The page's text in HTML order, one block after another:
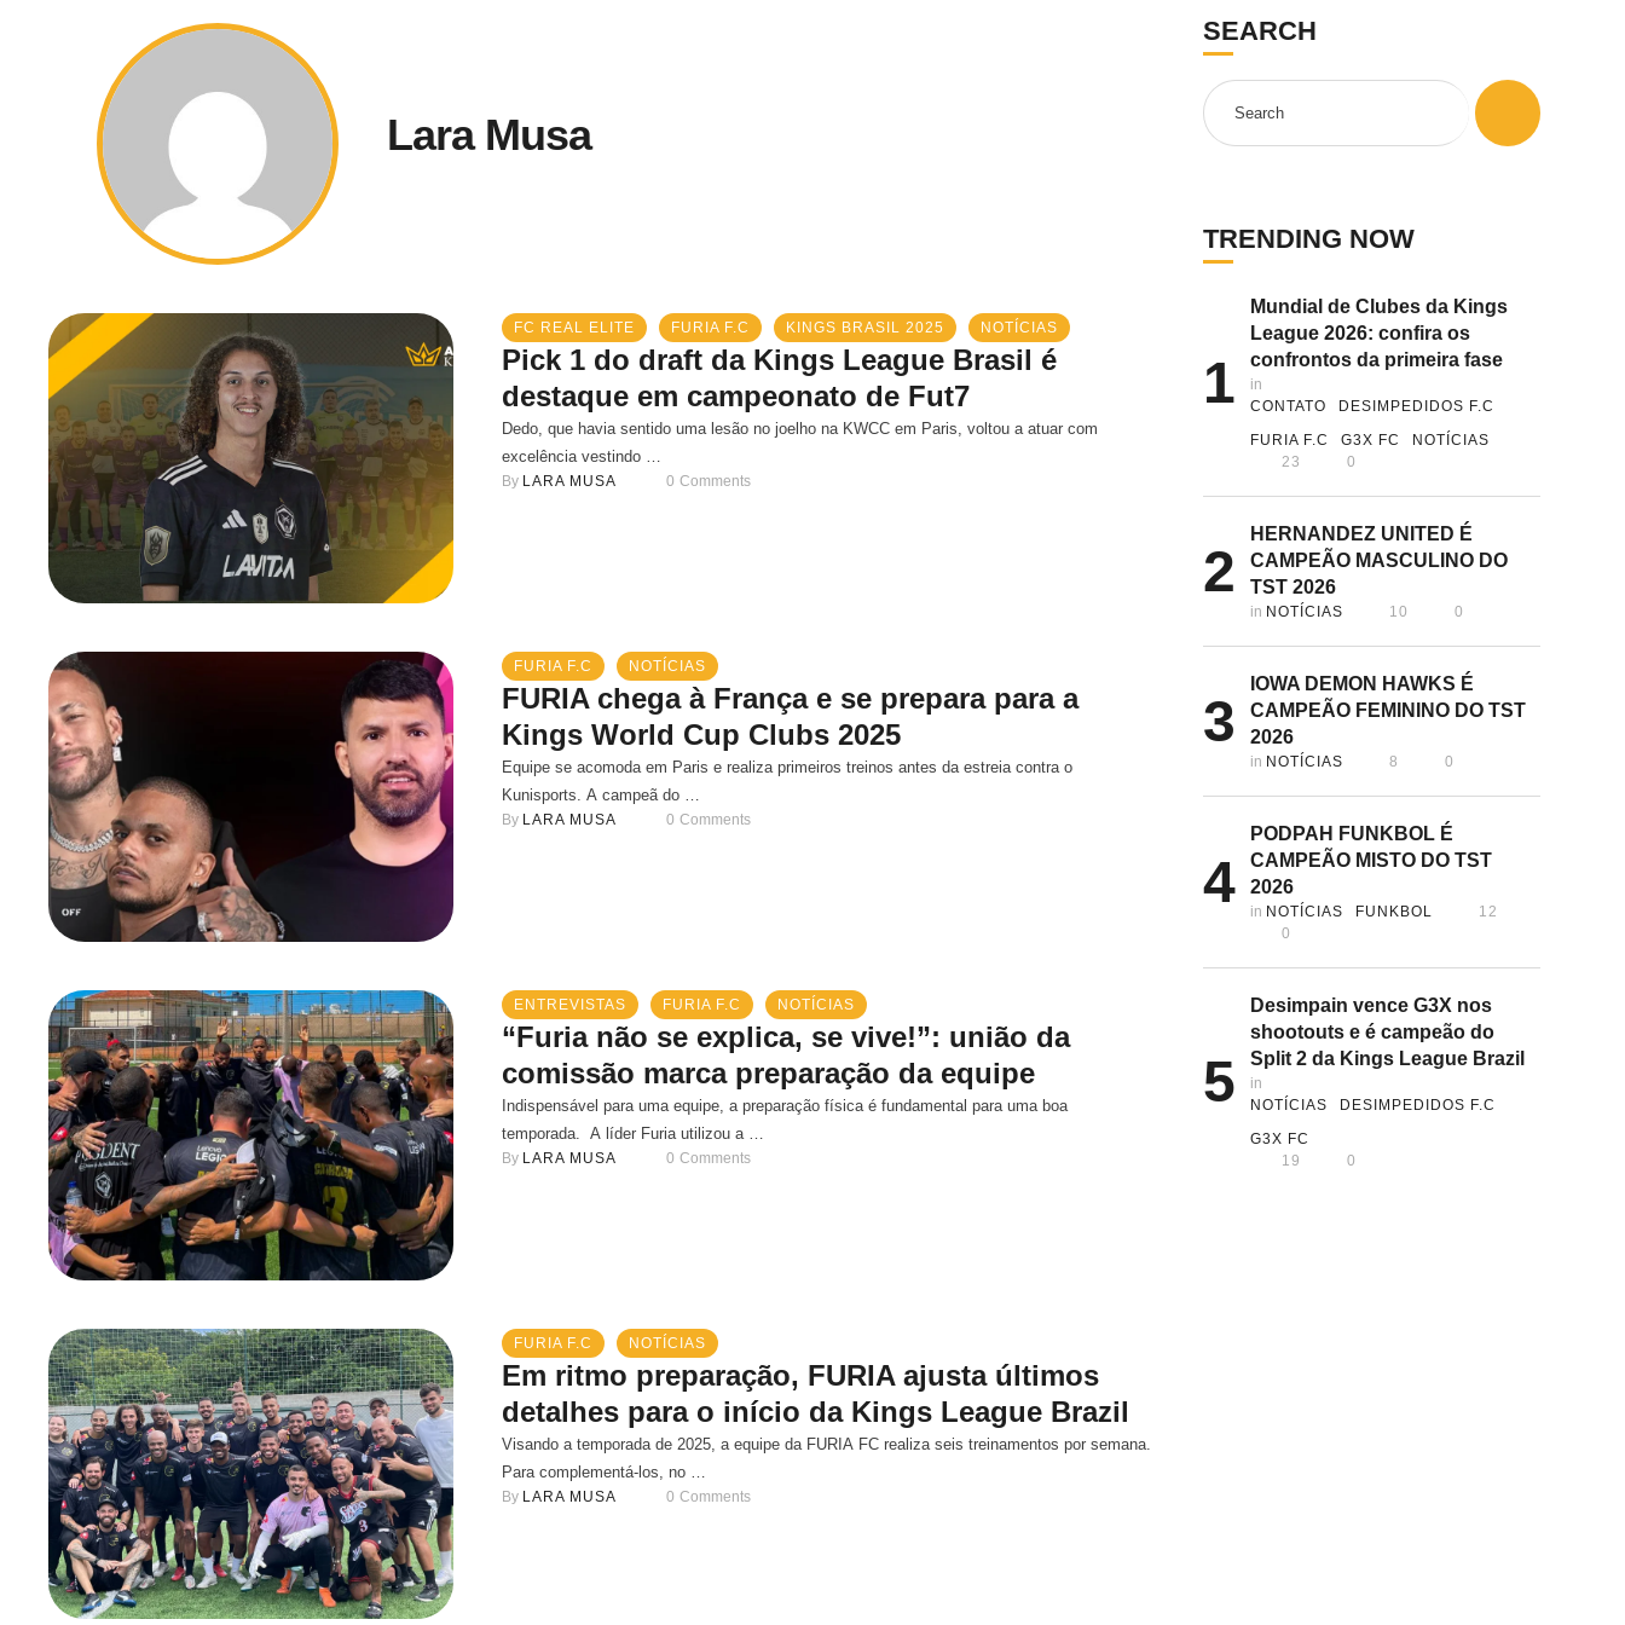
Lara Musa
FC REAL ELITE FURIA F.C KINGS BRASIL 2025 NOTÍCIAS
Pick 1 do draft da Kings League Brasil é
destaque em campeonato de Fut7
Dedo, que havia sentido uma lesão no joelho na KWCC em Paris, voltou a atuar com
excelência vestindo …
By LARA MUSA 0 Comments
FURIA F.C NOTÍCIAS
FURIA chega à França e se prepara para a
Kings World Cup Clubs 2025
Equipe se acomoda em Paris e realiza primeiros treinos antes da estreia contra o
Kunisports. A campeã do …
By LARA MUSA 0 Comments
ENTREVISTAS FURIA F.C NOTÍCIAS
“Furia não se explica, se vive!”: união da
comissão marca preparação da equipe
Indispensável para uma equipe, a preparação física é fundamental para uma boa
temporada. A líder Furia utilizou a …
By LARA MUSA 0 Comments
FURIA F.C NOTÍCIAS
Em ritmo preparação, FURIA ajusta últimos
detalhes para o início da Kings League Brazil
Visando a temporada de 2025, a equipe da FURIA FC realiza seis treinamentos por semana.
Para complementá-los, no …
By LARA MUSA 0 Comments
SEARCH
TRENDING NOW
1
Mundial de Clubes da Kings
League 2026: confira os
confrontos da primeira fase
in
CONTATO
DESIMPEDIDOS F.C
FURIA F.C
G3X FC
NOTÍCIAS
23
0
2
HERNANDEZ UNITED É
CAMPEÃO MASCULINO DO
TST 2026
in NOTÍCIAS 10 0
3
IOWA DEMON HAWKS É
CAMPEÃO FEMININO DO TST
2026
in NOTÍCIAS 8 0
4
PODPAH FUNKBOL É
CAMPEÃO MISTO DO TST
2026
in NOTÍCIAS FUNKBOL
12
0
5
Desimpain vence G3X nos
shootouts e é campeão do
Split 2 da Kings League Brazil
in
NOTÍCIAS
DESIMPEDIDOS F.C
G3X FC
19
0